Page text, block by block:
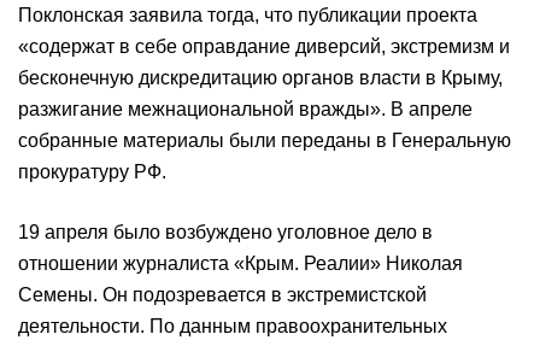
Поклонская заявила тогда, что публикации проекта
«содержат в себе оправдание диверсий, экстремизм и
бесконечную дискредитацию органов власти в Крыму,
разжигание межнациональной вражды». В апреле
собранные материалы были переданы в Генеральную
прокуратуру РФ.
19 апреля было возбуждено уголовное дело в
отношении журналиста «Крым. Реалии» Николая
Семены. Он подозревается в экстремистской
деятельности. По данным правоохранительных